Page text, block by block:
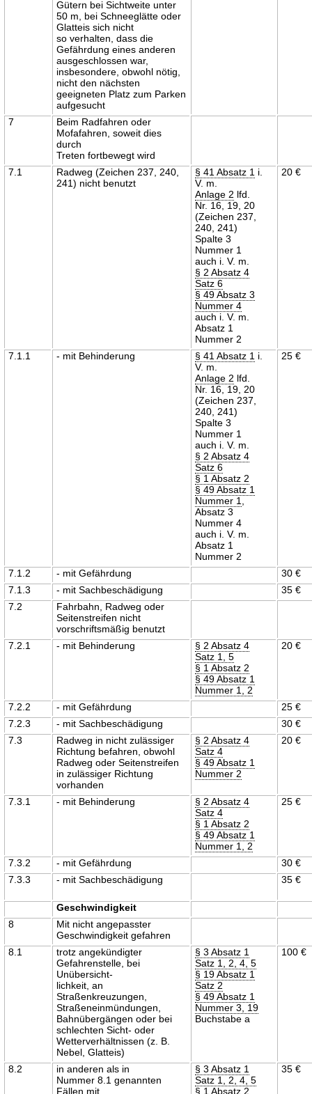
Gütern bei Sichtweite unter
50 m, bei Schneeglätte oder
Glatteis sich nicht
so verhalten, dass die
Gefährdung eines anderen
ausgeschlossen war,
insbesondere, obwohl nötig,
nicht den nächsten
geeigneten Platz zum Parken
aufgesucht
7
Beim Radfahren oder
Mofafahren, soweit dies
durch
Treten fortbewegt wird
7.1
Radweg (Zeichen 237, 240,
241) nicht benutzt
§ 41 Absatz 1 i.
V. m.
Anlage 2 lfd.
Nr. 16, 19, 20
(Zeichen 237,
240, 241)
Spalte 3
Nummer 1
auch i. V. m.
§ 2 Absatz 4
Satz 6
§ 49 Absatz 3
Nummer 4
auch i. V. m.
Absatz 1
Nummer 2
20 €
7.1.1 - mit Behinderung § 41 Absatz 1 i.
V. m.
Anlage 2 lfd.
Nr. 16, 19, 20
(Zeichen 237,
240, 241)
Spalte 3
Nummer 1
auch i. V. m.
§ 2 Absatz 4
Satz 6
§ 1 Absatz 2
§ 49 Absatz 1
Nummer 1
Absatz 3
Nummer 4
auch i. V. m.
Absatz 1
Nummer 2
25 €
7.1.2 - mit Gefährdung
30 €
7.1.3
- mit Sachbeschädigung
35 €
7.2
Fahrbahn, Radweg oder
Seitenstreifen nicht
vorschriftsmäßig benutzt
7.2.1
- mit Behinderung
§ 2 Absatz 4
Satz 1, 5
§ 1 Absatz 2
§ 49 Absatz 1
Nummer 1, 2
20 €
7.2.2 - mit Gefährdung
25 €
7.2.3
- mit Sachbeschädigung
30 €
7.3
Radweg in nicht zulässiger
Richtung befahren, obwohl
Radweg oder Seitenstreifen
in zulässiger Richtung
vorhanden
§ 2 Absatz 4
Satz 4
§ 49 Absatz 1
Nummer 2
20 €
7.3.1 - mit Behinderung
§ 2 Absatz 4
Satz 4
§ 1 Absatz 2
§ 49 Absatz 1
Nummer 1, 2
25 €
7.3.2 - mit Gefährdung
30 €
7.3.3
- mit Sachbeschädigung 35 €
Geschwindigkeit
8
Mit nicht angepasster
Geschwindigkeit gefahren
8.1
trotz angekündigter
Gefahrenstelle, bei
Unübersicht-
lichkeit, an
Straßenkreuzungen,
Straßeneinmündungen,
Bahnübergängen oder bei
schlechten Sicht- oder
Wetterverhältnissen (z. B.
Nebel, Glatteis)
§ 3 Absatz 1
Satz 1, 2, 4, 5
§ 19 Absatz 1
Satz 2
§ 49 Absatz 1
Nummer 3, 19
Buchstabe a
100 €
8.2
in anderen als in
Nummer 8.1 genannten
Fällen mit
§ 3 Absatz 1
Satz 1, 2, 4, 5
§ 1 Absatz 2
35 €